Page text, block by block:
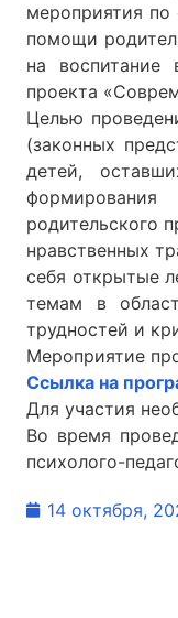
мероприятия по
помощи
на воспитание
проекта
Целью
(законных
детей,
формирования
родительского
нравственных
себя открытые
темам в
трудностей и
Мероприятие
Ссылка на
Для участия
Во время
психолого-
14 октября,